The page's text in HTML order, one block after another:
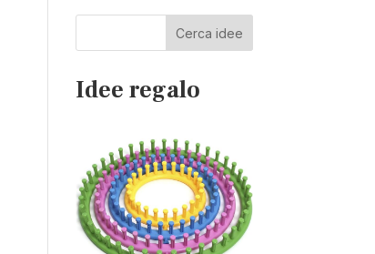
Cerca idee
Idee regalo